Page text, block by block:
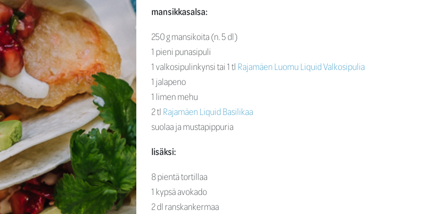
mansikkasalsa:
250 g mansikoita (n. 5 dl)
1 pieni punasipuli
1 valkosipulinkynsi tai 1 tlRajamäen Luomu Liquid Valkosipulia
1 jalapeno
1 limen mehu
2 tlRajamäen Liquid Basilikaa
suolaa ja mustapippuria
lisäksi:
8 pientä tortillaa
1 kypsä avokado
2 dl ranskankermaa